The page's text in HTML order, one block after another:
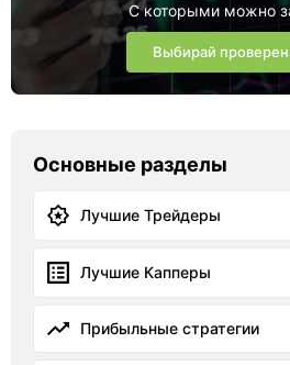
С которыми можно
Выбирай
Основные разделы
Лучшие Трейдеры
Лучшие Капперы
Прибыльные стратегии